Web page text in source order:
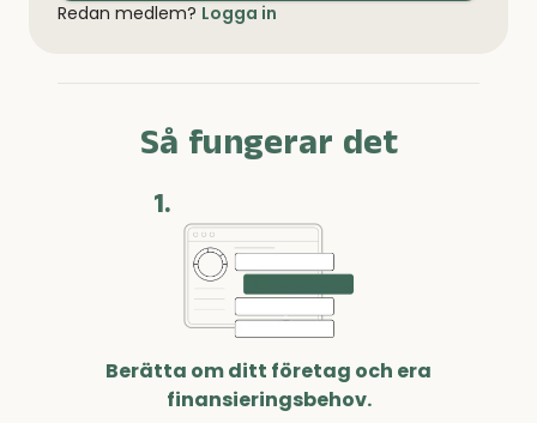
Redan medlem? Logga in
Så fungerar det
1.
Berätta om ditt företag och era
finansieringsbehov.